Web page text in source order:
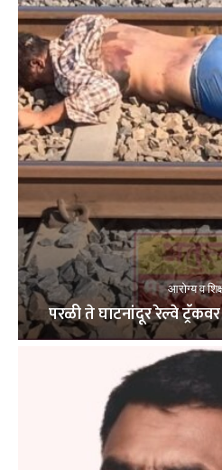
आरोग्य व
परळी ते घाटनांदूर रेल्वे